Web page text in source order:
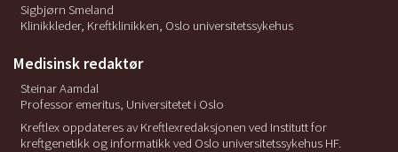
Sigbjørn Smeland
Klinikkleder, Kreftklinikken, Oslo universitetssykehus
Medisinsk redaktør
Steinar Aamdal
Professor emeritus, Universitetet i Oslo
Kreftlex oppdateres av Kreftlexredaksjonen ved Institutt for
kreftgenetikk og informatikk ved Oslo universitetssykehus HF.